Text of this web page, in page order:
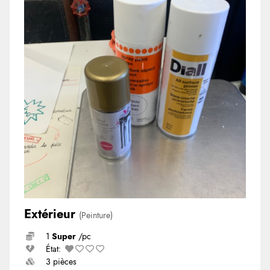
Extérieur (Peinture)
1 Super /pc
État:
3 pièces